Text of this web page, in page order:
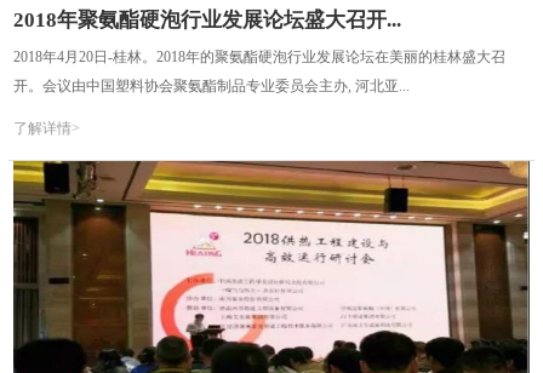
2018年聚氨酯硬泡行业发展论坛盛大召开...
2018年4月20日-桂林。2018年的聚氨酯硬泡行业发展论坛在美丽的桂林盛大召
开。会议由中国塑料协会聚氨酯制品专业委员会主办, 河北亚...
了解详情>